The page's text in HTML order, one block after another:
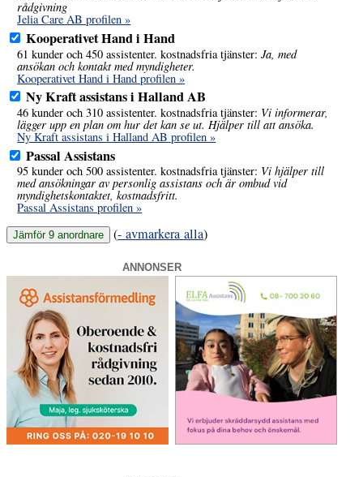
rådgivning
Jelia Care AB profilen »
Kooperativet Hand i Hand
61 kunder och 450 assistenter. kostnadsfria tjänster:Ja, med
ansökan och kontakt med myndigheter.
Kooperativet Hand i Hand profilen »
Ny Kraft assistans i Halland AB
46 kunder och 310 assistenter. kostnadsfria tjänster: Vi informerar,
lägger upp en plan om hur det kan se ut. Hjälper till att ansöka.
Ny Kraft assistans i Halland AB profilen »
Passal Assistans
95 kunder och 500 assistenter. kostnadsfria tjänster: Vi hjälper till
med ansökningar av personlig assistans och är ombud vid
myndighetskontaktet, kostnadsfritt.
Passal Assistans profilen »
(- avmarkera alla)
ANNONSER